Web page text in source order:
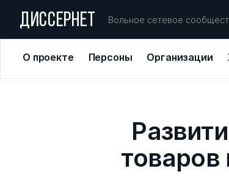
ДИССЕРНЕТ Вольное сетевое
О проекте Персоны Организации